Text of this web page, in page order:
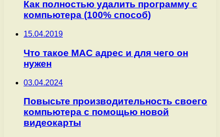
Как полностью удалить программу с
компьютера (100% способ)
15.04.2019
Что такое MAC адрес и для чего он
нужен
03.04.2024
Повысьте производительность своего
компьютера с помощью новой
видеокарты